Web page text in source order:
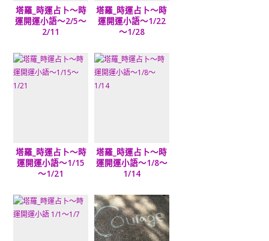
塔羅_時運占卜～時
運開運小語～2/5～
2/11
塔羅_時運占卜～時
運開運小語～1/22
～1/28
塔羅_時運占卜～時
運開運小語～1/15
～1/21
塔羅_時運占卜～時
運開運小語～1/8～
1/14